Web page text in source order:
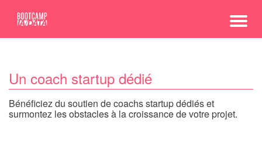
Un coach startup dédié
Bénéficiez du soutien de coachs startup dédiés et
surmontez les obstacles à la croissance de votre projet.